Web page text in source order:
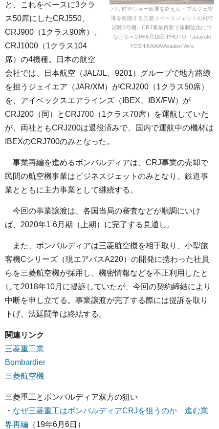
パリ航空ショー出展を終えル・ブルジェ空
港を離陸する三菱スペースジェットの飛行
試験3号機。CRJ事業買収で体制強化につ
なげる＝19年6月18日 PHOTO: Tadayuki
YOSHIKAWA/Aviation Wire
と、これをベースに3クラ
ス50席にしたCRJ550、
CRJ900（1クラス90席）、
CRJ1000（1クラス104
席）の4機種。日本の航空
会社では、日本航空（JAL/JL、9201）グループで地方路線
を担うジェイエア（JAR/XM）がCRJ200（1クラス50席）
を、アイベックスエアラインズ（IBEX、IBX/FW）が
CRJ200（同）とCRJ700（1クラス70席）を運航していた
が、両社ともCRJ200は退役済みで、国内で運航中の機材は
IBEXのCRJ700のみとなった。
事業再編を進めるボンバルディアは、CRJ事業の売却で
民間の航空機事業はビジネスジェットのみとなり、鉄道事
業とともに主力事業として継続する。
今回の事業譲渡は、各国当局の審査などが順調にいけ
ば、2020年1-6月期（上期）に完了する見通し。
また、ボンバルディアは三菱航空機を相手取り、小型旅
客機Cシリーズ（現エアバスA220）の開発に携わった社員
らを三菱航空機が採用し、機密情報などを不正利用したと
して2018年10月に提訴していたが、今回の契約締結により
中断を申し立てる。事業譲渡が完了する際には提訴を取り
下げ、法廷闘争は終結する。
関連リンク
三菱重工業
Bombardier
三菱航空機
三菱重工とボンバルディア双方の狙い
・ なぜ三菱重工はボンバルディアCRJを狙うのか 進む業
界再編 （19年6月6日）